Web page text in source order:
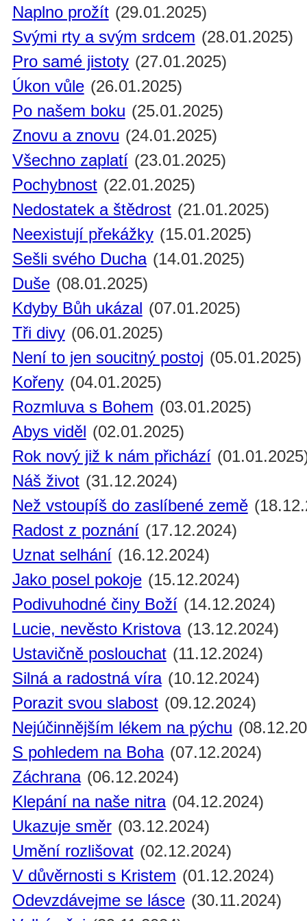
Naplno prožít (29.01.2025)
Svými rty a svým srdcem (28.01.2025)
Pro samé jistoty (27.01.2025)
Úkon vůle (26.01.2025)
Po našem boku (25.01.2025)
Znovu a znovu (24.01.2025)
Všechno zaplatí (23.01.2025)
Pochybnost (22.01.2025)
Nedostatek a štědrost (21.01.2025)
Neexistují překážky (15.01.2025)
Sešli svého Ducha (14.01.2025)
Duše (08.01.2025)
Kdyby Bůh ukázal (07.01.2025)
Tři divy (06.01.2025)
Není to jen soucitný postoj (05.01.2025)
Kořeny (04.01.2025)
Rozmluva s Bohem (03.01.2025)
Abys viděl (02.01.2025)
Rok nový již k nám přichází
Náš život (31.12.2024)
Než vstoupíš do zaslíbené země
Radost z poznání (17.12.2024)
Uznat selhání (16.12.2024)
Jako posel pokoje (15.12.2024)
Podivuhodné činy Boží (14.12.2024)
Lucie, nevěsto Kristova (13.12.2024)
Ustavičně poslouchat (11.12.2024)
Silná a radostná víra (10.12.2024)
Porazit svou slabost (09.12.2024)
Nejúčinnějším lékem na pýchu
S pohledem na Boha (07.12.2024)
Záchrana (06.12.2024)
Klepání na naše nitra (04.12.2024)
Ukazuje směr (03.12.2024)
Umění rozlišovat (02.12.2024)
V důvěrnosti s Kristem (01.12.2024)
Odevzdávejme se lásce (30.11.2024)